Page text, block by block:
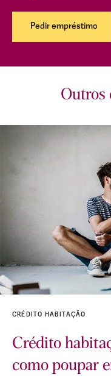
Pedir empréstimo
Outros
CRÉDITO HABITAÇÃO
Crédito
como poupar